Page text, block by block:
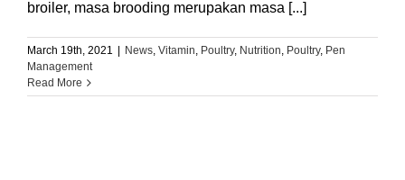
broiler, masa brooding merupakan masa [...]
March 19th, 2021 News, Vitamin, Poultry, Nutrition, Poultry, Pen
Management
Read More